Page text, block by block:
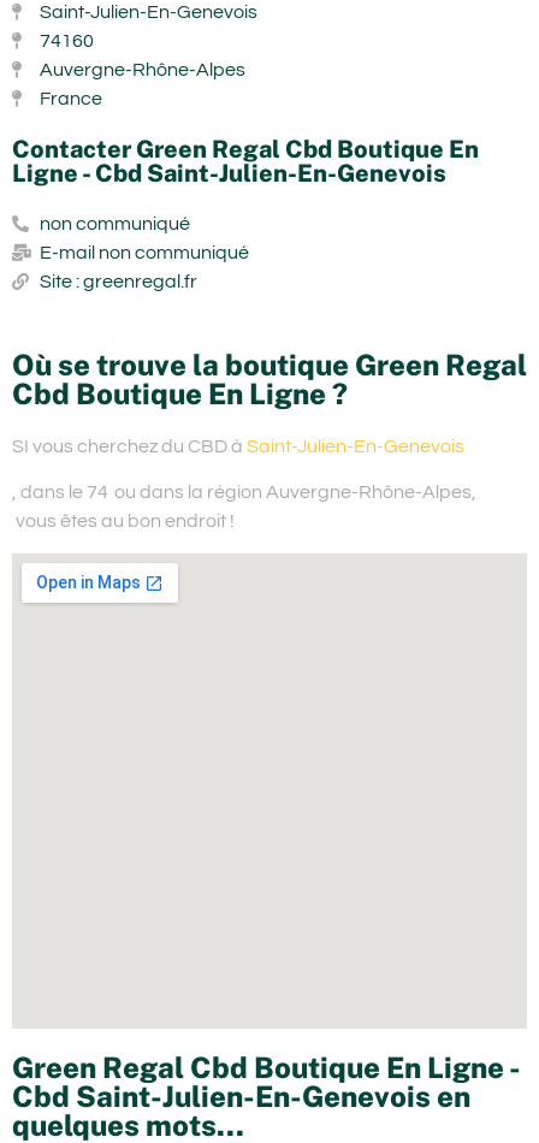
Saint-Julien-En-Genevois
74160
Auvergne-Rhône-Alpes
France
Contacter Green Regal Cbd Boutique En
Ligne - Cbd Saint-Julien-En-Genevois
non communiqué
E-mail non communiqué
Site : greenregal.fr
Où se trouve la boutique Green Regal
Cbd Boutique En Ligne ?
SI vous cherchez du CBD à Saint-Julien-En-Genevois
, dans le 74 ou dans la région Auvergne-Rhône-Alpes,
vous êtes au bon endroit !
Green Regal Cbd Boutique En Ligne -
Cbd Saint-Julien-En-Genevois en
quelques mots...